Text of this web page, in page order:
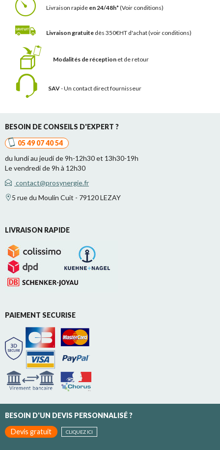
Livraison rapide en 24/48h*(Voir conditions)
Livraison gratuite dès 350€HT d'achat(voir conditions)
Modalités de réception et de retour
SAV- Un contact direct fournisseur
BESOIN DE CONSEILS D'EXPERT ?
05 49 07 40 54
du lundi au jeudi de 9h-12h30 et 13h30-19h
Le vendredi de 9h à 12h30
contact@prosynergie.fr
5 rue du Moulin Cuit - 79120 LEZAY
LIVRAISON RAPIDE
PAIEMENT SECURISE
BESOIN D'UN DEVIS PERSONNALISÉ ?
Devis gratuit
CLIQUEZ ICI